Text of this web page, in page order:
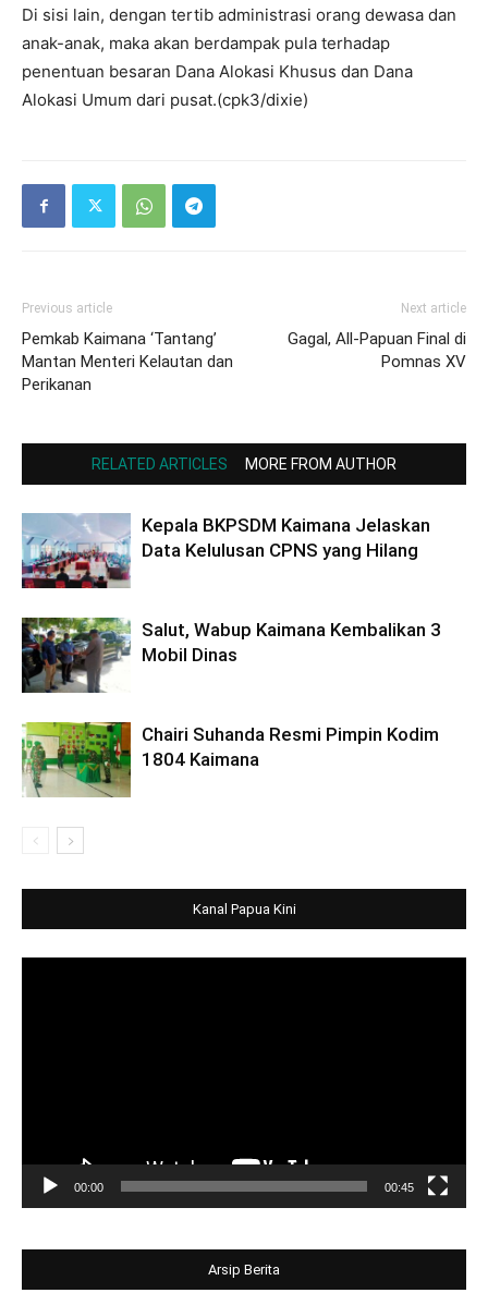
Di sisi lain, dengan tertib administrasi orang dewasa dan
anak-anak, maka akan berdampak pula terhadap
penentuan besaran Dana Alokasi Khusus dan Dana
Alokasi Umum dari pusat.(cpk3/dixie)
Previous article
Pemkab Kaimana ‘Tantang’
Mantan Menteri Kelautan dan
Perikanan
Next article
Gagal, All-Papuan Final di
Pomnas XV
RELATED ARTICLES MORE FROM AUTHOR
Kepala BKPSDM Kaimana Jelaskan
Data Kelulusan CPNS yang Hilang
Salut, Wabup Kaimana Kembalikan 3
Mobil Dinas
Chairi Suhanda Resmi Pimpin Kodim
1804 Kaimana
Kanal Papua Kini
00:00 00:45
Arsip Berita